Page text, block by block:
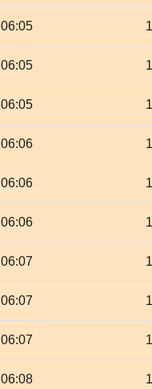
06:05
06:05
06:05
06:06
06:06
06:06
06:07
06:07
06:07
06:08